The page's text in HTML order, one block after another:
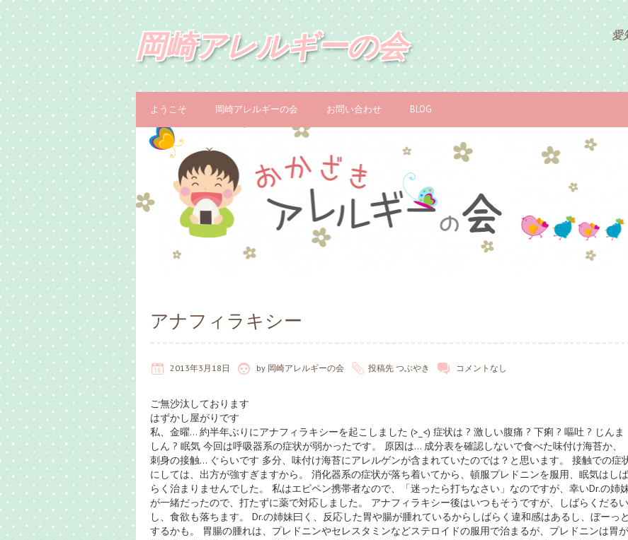
岡崎アレルギーの会
愛
ようこそ 岡崎アレルギーの会 お問い合わせ BLOG
アナフィラキシー
2013年3月18日 by 岡崎アレルギーの会 投稿先 つぶやき コメントなし
ご無沙汰しております
はずかし屋がりです
私、金曜… 約半年ぶりにアナフィラキシーを起こしました (>_<) 症状は ? 激しい腹痛 ? 下痢 ? 嘔吐 ? じんま
しん ? 眠気 今回は呼吸器系の症状が弱かったです。 原因は… 成分表を確認しないで食べた味付け海苔か、
刺身の接触… ぐらいです 多分、味付け海苔にアレルゲンが含まれていたのでは？と思います。 接触での症
にしては、出方が強すぎますから。 消化器系の症状が落ち着いてから、頓服プレドニンを服用、眠気はしば
らく治まりませんでした。 私はエピペン携帯者なので、「迷ったら打ちなさい」なのですが、幸いDr.の姉
が一緒だったので、打たずに薬で対応しました。 アナフィラキシー後はいつもそうですが、しばらくだるい
し、食欲も落ちます。 Dr.の姉妹曰く、反応した胃や腸が腫れているからしばらく違和感はあるし、ぼーっと
するかも。 胃腸の腫れは、プレドニンやセレスタミンなどステロイドの服用で治まるが、プレドニンは胃が